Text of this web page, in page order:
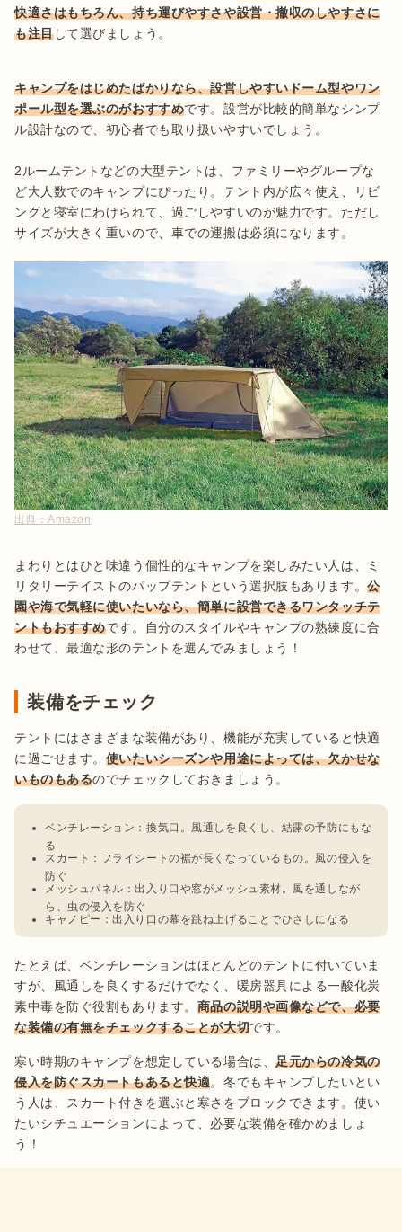
快適さはもちろん、持ち運びやすさや設営・撤収のしやすさに
も注目して選びましょう。
キャンプをはじめたばかりなら、設営しやすいドーム型やワン
ポール型を選ぶのがおすすめです。設営が比較的簡単なシンプ
ル設計なので、初心者でも取り扱いやすいでしょう。
2ルームテントなどの大型テントは、ファミリーやグループな
ど大人数でのキャンプにぴったり。テント内が広々使え、リビ
ングと寝室にわけられて、過ごしやすいのが魅力です。ただし
サイズが大きく重いので、車での運搬は必須になります。
出典：Amazon
まわりとはひと味違う個性的なキャンプを楽しみたい人は、ミ
リタリーテイストのパップテントという選択肢もあります。公
園や海で気軽に使いたいなら、簡単に設営できるワンタッチテ
ントもおすすめです。自分のスタイルやキャンプの熟練度に合
わせて、最適な形のテントを選んでみましょう！
装備をチェック
テントにはさまざまな装備があり、機能が充実していると快適
に過ごせます。 使いたいシーズンや用途によっては、欠かせな
いものもある
ベンチレーション：換気口。風通しを良くし、結露の予防にもな
る
スカート：フライシートの裾が長くなっているもの。風の侵入を
防ぐ
メッシュパネル：出入り口や窓がメッシュ素材。風を通しなが
ら、虫の侵入を防ぐ
キャノピー：出入り口の幕を跳ね上げることでひさしになる
たとえば、ベンチレーションはほとんどのテントに付いていま
すが、風通しを良くするだけでなく、暖房器具による一酸化炭
素中毒を防ぐ役割もあります。 商品の説明や画像などで、必要
な装備の有無をチェックすることが大切です。
寒い時期のキャンプを想定している場合は、足元からの冷気の
侵入を防ぐスカートもあると快適。冬でもキャンプしたいとい
う人は、スカート付きを選ぶと寒さをブロックできます。使い
たいシチュエーションによって、必要な装備を確かめましょ
う！